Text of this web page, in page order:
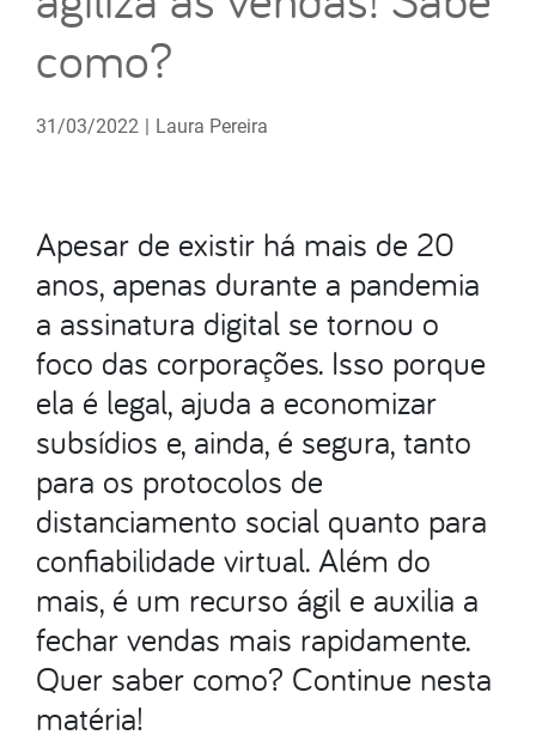
como?
31/03/2022 | Laura Pereira
Apesar de existir há mais de 20
anos, apenas durante a pandemia
a assinatura digital se tornou o
foco das corporações. Isso porque
ela é legal, ajuda a economizar
subsídios e, ainda, é segura, tanto
para os protocolos de
distanciamento social quanto para
confiabilidade virtual. Além do
mais, é um recurso ágil e auxilia a
fechar vendas mais rapidamente.
Quer saber como? Continue nesta
matéria!